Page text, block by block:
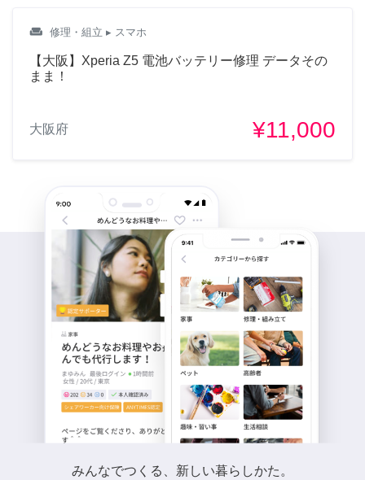
weekend 修理・組立 ▸ スマホ
【大阪】Xperia Z5 電池バッテリー修理 データその
まま！
大阪府 ¥11,000
みんなでつくる、新しい暮らしかた。